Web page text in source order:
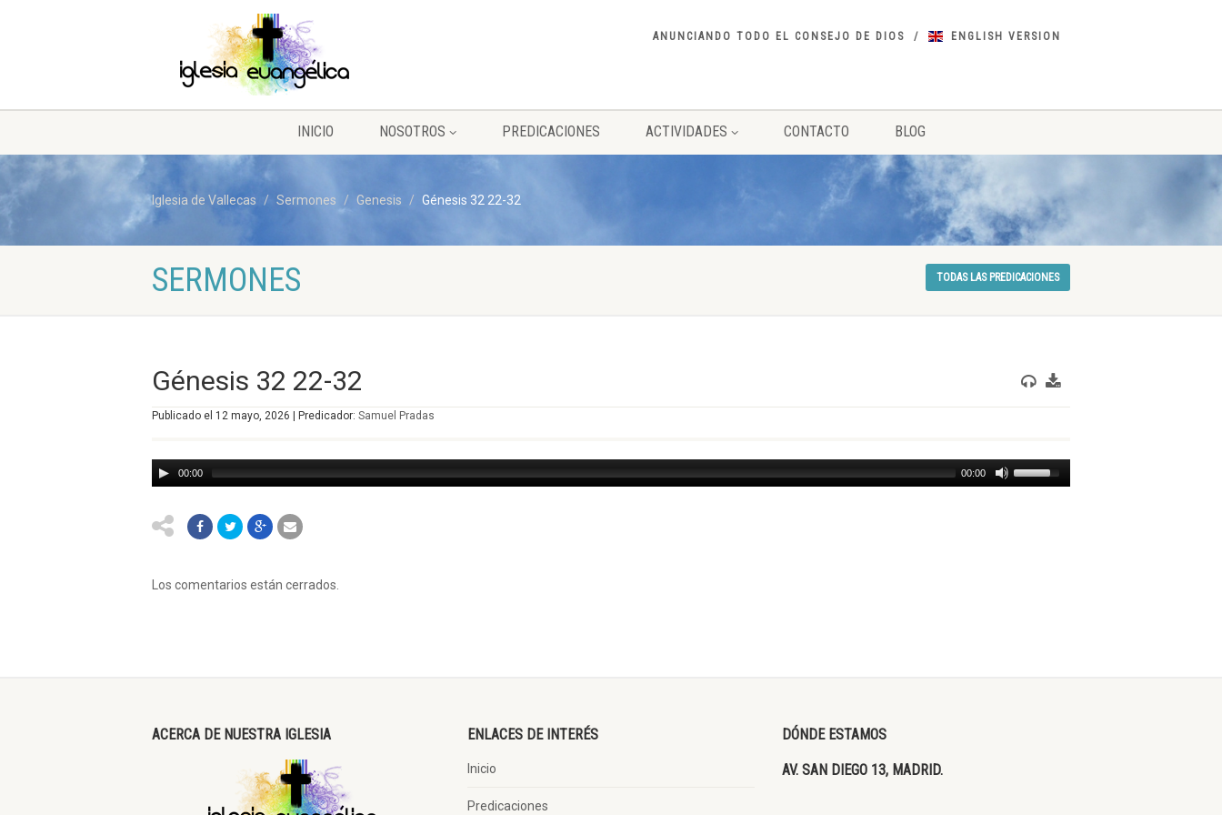
ANUNCIANDO TODO EL CONSEJO DE DIOS ENGLISH VERSION
INICIO NOSOTROS PREDICACIONES ACTIVIDADES CONTACTO BLOG
Iglesia de Vallecas Sermones Genesis Génesis 32 22-32
SERMONES TODAS LAS PREDICACIONES
Génesis 32 22-32
Publicado el 12 mayo, 2026 | Predicador: Samuel Pradas
00:00 00:00
Los comentarios están cerrados.
ACERCA DE NUESTRA IGLESIA ENLACES DE INTERÉS
Inicio
Predicaciones
DÓNDE ESTAMOS
AV. SAN DIEGO 13, MADRID.